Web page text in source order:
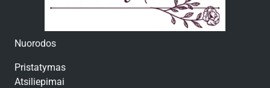
Nuorodos
Pristatymas
Atsiliepimai